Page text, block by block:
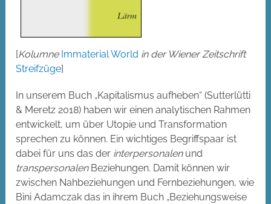
[Kolumne Immaterial World in der Wiener Zeitschrift
Streifzüge]
In unserem Buch „Kapitalismus aufheben“ (Sutterlütti
& Meretz 2018) haben wir einen analytischen Rahmen
entwickelt, um über Utopie und Transformation
sprechen zu können. Ein wichtiges Begriffspaar ist
dabei für uns das der interpersonalenund
transpersonalenBeziehungen. Damit können wir
zwischen Nahbeziehungen und Fernbeziehungen, wie
Bini Adamczak das in ihrem Buch „Beziehungsweise